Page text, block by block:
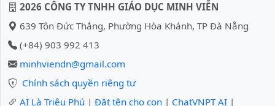
2026 CÔNG TY TNHH GIÁO DỤC MINH VIỄN
639 Tôn Đức Thắng, Phường Hòa Khánh, TP Đà Nẵng
(+84) 903 992 413
minhviendn@gmail.com
Chính sách quyền riêng tư
AI Là Triệu Phú | Đặt tên cho con | ChatVNPT AI |